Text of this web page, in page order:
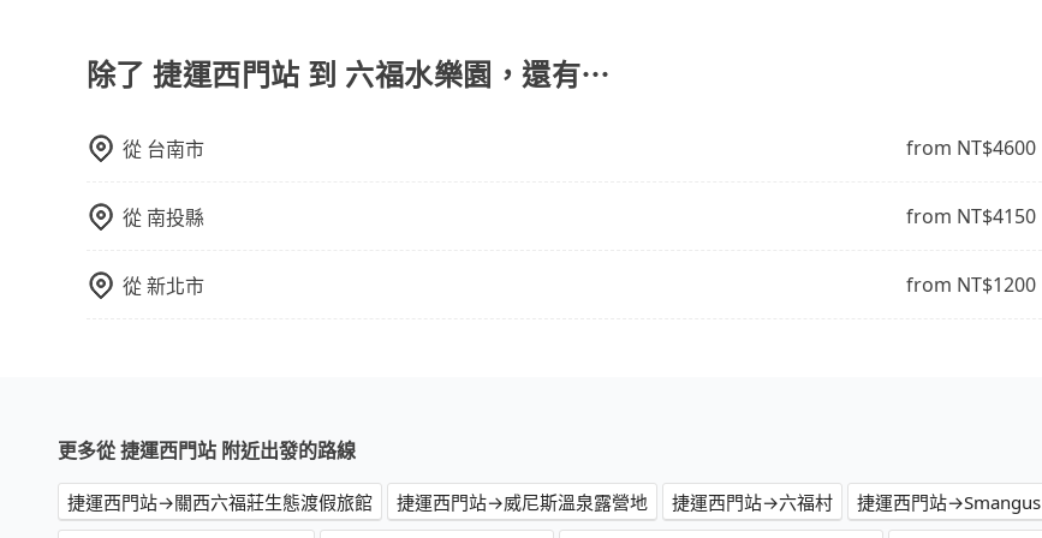
事先將您的需求寄至旅步的客服信箱：booking@tripool.app，將有專人協助回覆確認是否能協助安排。」
除了 捷運西門站 到 六福水樂園，還有⋯
從 台南市 from NT$4600
從 南投縣 from NT$4150
從新北市 from NT$1200
更多從 捷運西門站 附近出發的路線
捷運西門站→關西六福莊生態渡假旅館 捷運西門站→威尼斯溫泉露營地 捷運西門站→六福村 捷運西門站→Smangus